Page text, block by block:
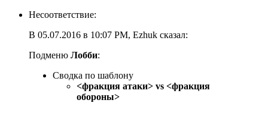
Несоответствие:
В 05.07.2016 в 10:07 PM, Ezhuk сказал:
Подменю Лобби:
Сводка по шаблону
<фракция атаки> vs <фракция
обороны>